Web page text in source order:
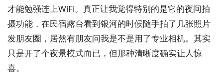
才能勉强连上WiFi。真正让我觉得特别的是它的夜间拍
摄功能，在民宿露台看到银河的时候随手拍了几张照片
发朋友圈，居然有朋友问我是不是用了专业相机。其实
只是开了个夜景模式而已，但那种清晰度确实让人惊
喜。